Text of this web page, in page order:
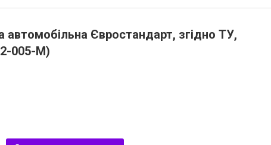
автомобільна Євростандарт, згідно ТУ,
005-M)